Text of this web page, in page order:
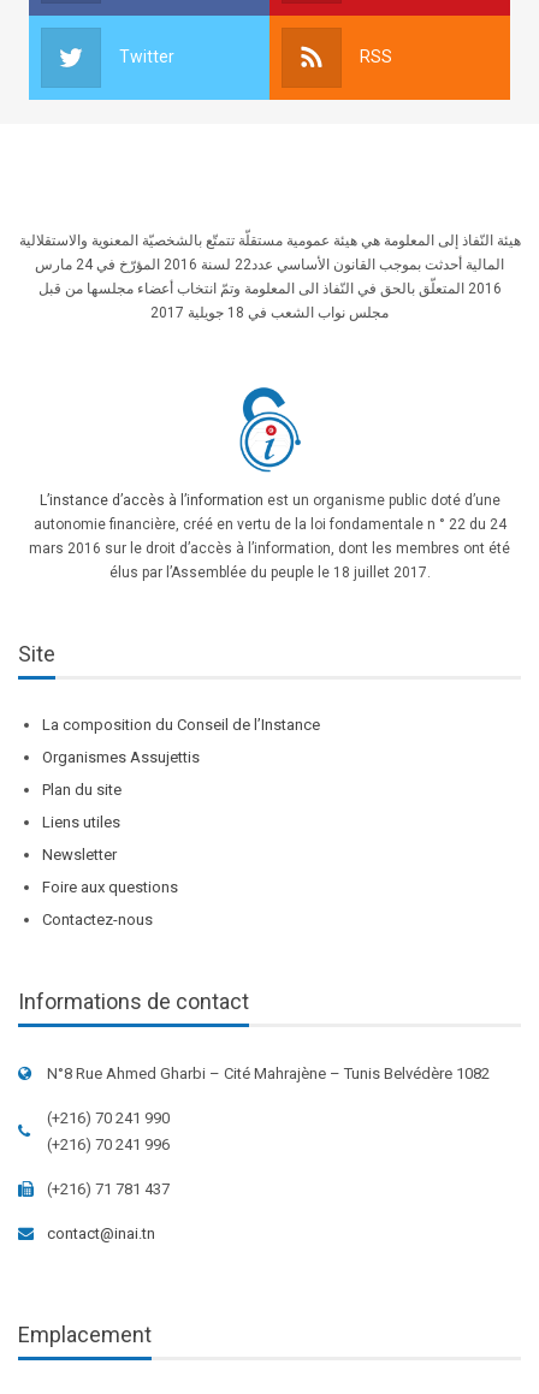
Twitter RSS
هيئة النّفاذ إلى المعلومة هي هيئة عمومية مستقلّة تتمتّع بالشخصيّة المعنوية والاستقلالية
المالية أحدثت بموجب القانون الأساسي عدد22 لسنة 2016 المؤرّخ في 24 مارس
2016 المتعلّق بالحق في النّفاذ الى المعلومة وتمّ انتخاب أعضاء مجلسها من قبل
مجلس نواب الشعب في 18 جويلية 2017
L’instance d’accès à l’information est un organisme public doté d’une
autonomie financière, créé en vertu de la loi fondamentale n ° 22 du 24
mars 2016 sur le droit d’accès à l’information, dont les membres ont été
élus par l’Assemblée du peuple le 18 juillet 2017.
Site
La composition du Conseil de l’Instance
Organismes Assujettis
Plan du site
Liens utiles
Newsletter
Foire aux questions
Contactez-nous
Informations de contact
N°8 Rue Ahmed Gharbi – Cité Mahrajène – Tunis Belvédère 1082
(+216) 70 241 990
(+216) 70 241 996
(+216) 71 781 437
contact@inai.tn
Emplacement